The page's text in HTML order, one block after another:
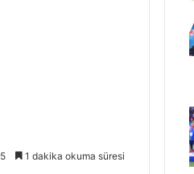
1 dakika okuma süresi